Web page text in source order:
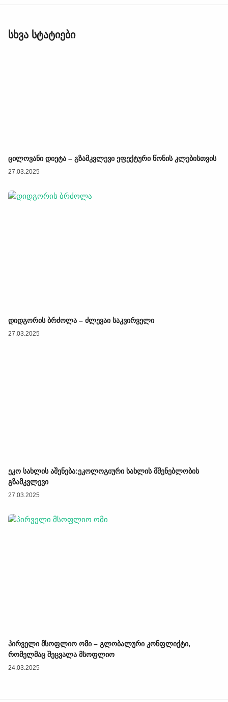
სხვა სტატიები
ცილოვანი დიეტა – გზამკვლევი ეფექტური წონის კლებისთვის
27.03.2025
დიდგორის ბრძოლა – ძლევაი საკვირველი
27.03.2025
ეკო სახლის აშენება:ეკოლოგიური სახლის მშენებლობის
გზამკვლევი
27.03.2025
პირველი მსოფლიო ომი – გლობალური კონფლიქტი,
რომელმაც შეცვალა მსოფლიო
24.03.2025